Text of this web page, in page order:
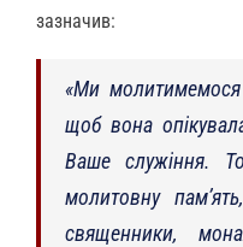
зазначив:
«Ми молитимемося
щоб вона
Ваше служіння.
молитовну
священники,